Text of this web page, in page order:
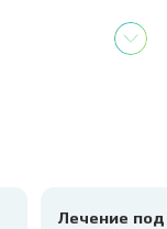
Лечение